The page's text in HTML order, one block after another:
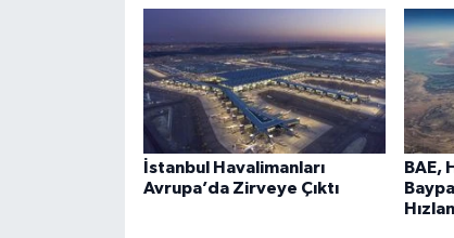
İstanbul Havalimanları
Avrupa’da Zirveye Çıktı
BAE,